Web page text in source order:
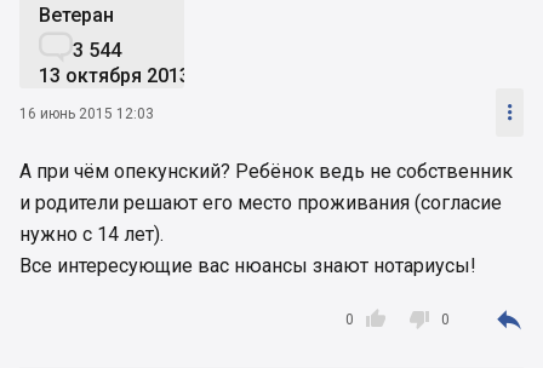
Ветеран
3 544
13 октября 2013
16 июнь 2015 12:03 
А при чём опекунский? Ребёнок ведь не собственник
и родители решают его место проживания (согласие
нужно с 14 лет).
Все интересующие вас нюансы знают нотариусы!

0  0 